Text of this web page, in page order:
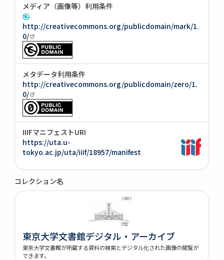
メディア（画像等）利用条件
http://creativecommons.org/publicdomain/mark/1.
0/
メタデータ利用条件
http://creativecommons.org/publicdomain/zero/1.
0/
IIIFマニフェストURI
https://uta.u-
tokyo.ac.jp/uta/iiif/18957/manifest
コレクション名
東京大学文書館デジタル・アーカイブ
東京大学文書館が所蔵する資料の検索とデジタル化された画像の閲覧が
できます。